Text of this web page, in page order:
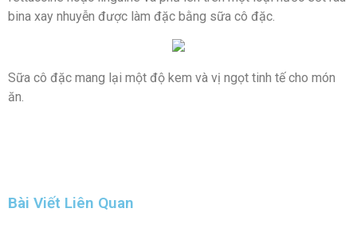
bina xay nhuyễn được làm đặc bằng sữa cô đặc.
Sữa cô đặc mang lại một độ kem và vị ngọt tinh tế cho món
ăn.
Bài Viết Liên Quan